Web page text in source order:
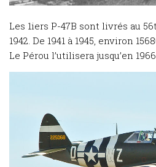
Les 1iers P-47B sont livrés au
1942. De 1941 à 1945, environ
Le Pérou l’utilisera jusqu’en